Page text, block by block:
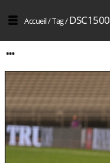
Accueil/Tag/DSC1500